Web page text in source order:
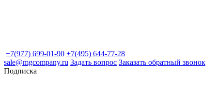
+7(977) 699-01-90 +7(495) 644-77-28
sale@mgcompany.ru Задать вопрос Заказать обратный звонок
Подписка